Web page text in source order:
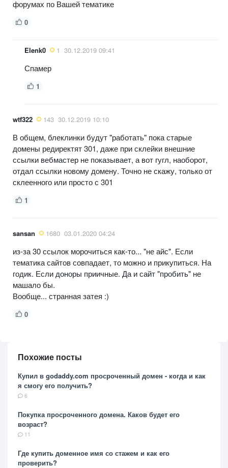
форумах по Вашей тематике
0
Elenk0 1 30.12.2019 09:41
Спамер
1
wtf322 143 30.12.2019 10:10
В общем, блеклинки будут "работать" пока старые
домены редиректят 301, даже при склейки внешние
ссылки вебмастер не показывает, а вот гугл, наоборот,
отдал ссылки новому домену. Точно не скажу, только от
склеенного или просто с 301
1
sansan 1680 03.01.2020 04:24
из-за 30 ссылок морочиться как-то... "не айс". Если
тематика сайтов совпадает, то можно и прикупиться. На
годик. Если доноры приичные. Да и сайт "пробить" не
машало бы.
Вообще... странная затея :)
0
Похожие посты
Купил в godaddy.com просроченный домен - когда и как
я смогу его получить?
6
Покупка просроченного домена. Каков будет его
возраст?
11
Где купить доменное имя со стажем и как его
проверить?